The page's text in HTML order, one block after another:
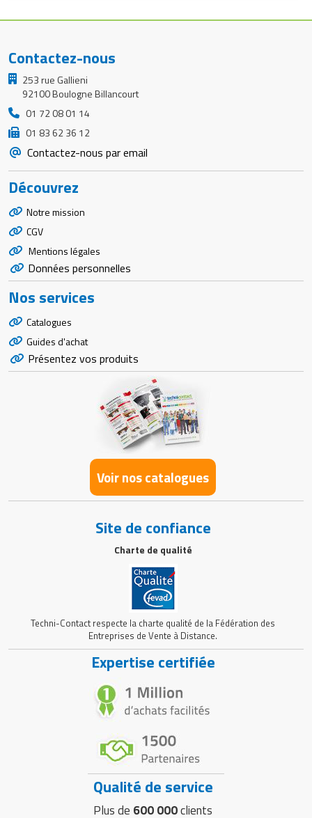
Contactez-nous
253 rue Gallieni
92100 Boulogne Billancourt
01 72 08 01 14
01 83 62 36 12
Contactez-nous par email
Découvrez
Notre mission
CGV
Mentions légales
Données personnelles
Nos services
Catalogues
Guides d'achat
Présentez vos produits
Voir nos catalogues
Site de confiance
Charte de qualité
Techni-Contact respecte la charte qualité de la Fédération des
Entreprises de Vente à Distance.
Expertise certifiée
Qualité de service
Plus de 600 000clients